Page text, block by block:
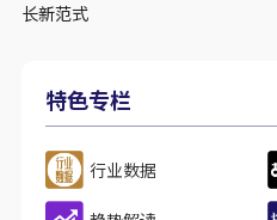
长新范式
特色专栏
行业数据